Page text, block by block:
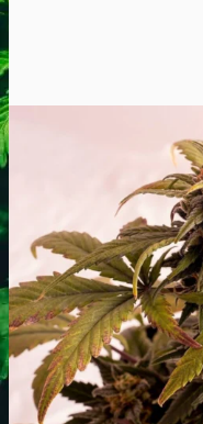
Oplev
brands
Gå til brands
Narkotests